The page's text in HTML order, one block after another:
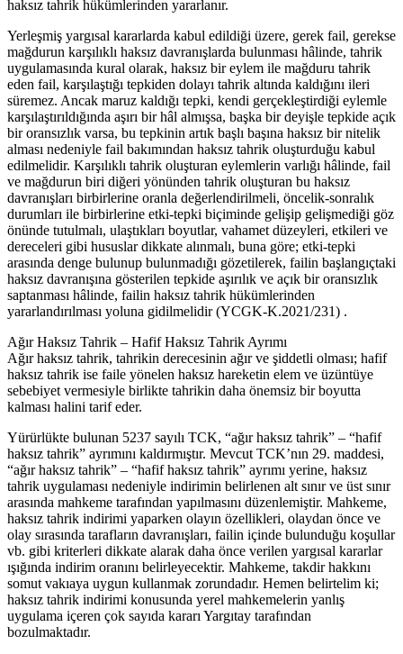
haksız tahrik hükümlerinden yararlanır.
Yerleşmiş yargısal kararlarda kabul edildiği üzere, gerek fail, gerekse
mağdurun karşılıklı haksız davranışlarda bulunması hâlinde, tahrik
uygulamasında kural olarak, haksız bir eylem ile mağduru tahrik
eden fail, karşılaştığı tepkiden dolayı tahrik altında kaldığını ileri
süremez. Ancak maruz kaldığı tepki, kendi gerçekleştirdiği eylemle
karşılaştırıldığında aşırı bir hâl almışsa, başka bir deyişle tepkide açık
bir oransızlık varsa, bu tepkinin artık başlı başına haksız bir nitelik
alması nedeniyle fail bakımından haksız tahrik oluşturduğu kabul
edilmelidir. Karşılıklı tahrik oluşturan eylemlerin varlığı hâlinde, fail
ve mağdurun biri diğeri yönünden tahrik oluşturan bu haksız
davranışları birbirlerine oranla değerlendirilmeli, öncelik-sonralık
durumları ile birbirlerine etki-tepki biçiminde gelişip gelişmediği göz
önünde tutulmalı, ulaştıkları boyutlar, vahamet düzeyleri, etkileri ve
dereceleri gibi hususlar dikkate alınmalı, buna göre; etki-tepki
arasında denge bulunup bulunmadığı gözetilerek, failin başlangıçtaki
haksız davranışına gösterilen tepkide aşırılık ve açık bir oransızlık
saptanması hâlinde, failin haksız tahrik hükümlerinden
yararlandırılması yoluna gidilmelidir (YCGK-K.2021/231) .
Ağır Haksız Tahrik – Hafif Haksız Tahrik Ayrımı
Ağır haksız tahrik, tahrikin derecesinin ağır ve şiddetli olması; hafif
haksız tahrik ise faile yönelen haksız hareketin elem ve üzüntüye
sebebiyet vermesiyle birlikte tahrikin daha önemsiz bir boyutta
kalması halini tarif eder.
Yürürlükte bulunan 5237 sayılı TCK, “ağır haksız tahrik” – “hafif
haksız tahrik” ayrımını kaldırmıştır. Mevcut TCK’nın 29. maddesi,
“ağır haksız tahrik” – “hafif haksız tahrik” ayrımı yerine, haksız
tahrik uygulaması nedeniyle indirimin belirlenen alt sınır ve üst sınır
arasında mahkeme tarafından yapılmasını düzenlemiştir. Mahkeme,
haksız tahrik indirimi yaparken olayın özellikleri, olaydan önce ve
olay sırasında tarafların davranışları, failin içinde bulunduğu koşullar
vb. gibi kriterleri dikkate alarak daha önce verilen yargısal kararlar
ışığında indirim oranını belirleyecektir. Mahkeme, takdir hakkını
somut vakıaya uygun kullanmak zorundadır. Hemen belirtelim ki;
haksız tahrik indirimi konusunda yerel mahkemelerin yanlış
uygulama içeren çok sayıda kararı Yargıtay tarafından
bozulmaktadır.